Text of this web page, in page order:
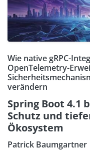
Wie native gRPC-
OpenTelemetry-
verändern
Spring Boot 4.1
Schutz und
Ökosystem
Patrick Baumgartner